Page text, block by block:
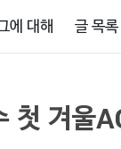
에 대해 글 목록
첫 겨울